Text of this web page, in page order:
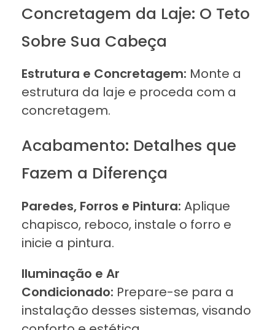
Concretagem da Laje: O Teto
Sobre Sua Cabeça
Estrutura e Concretagem: Monte a
estrutura da laje e proceda com a
concretagem.
Acabamento: Detalhes que
Fazem a Diferença
Paredes, Forros e Pintura: Aplique
chapisco, reboco, instale o forro e
inicie a pintura.
Iluminação e Ar
Condicionado: Prepare-se para a
instalação desses sistemas, visando